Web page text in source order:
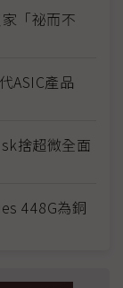
「祕而不
ASIC產品
捨超微全面
448G為銅